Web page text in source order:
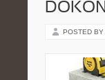
POSTED BY